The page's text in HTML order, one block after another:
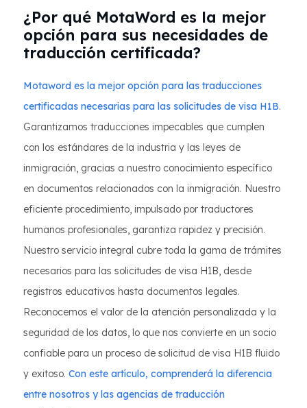
¿Por qué MotaWord es la mejor
opción para sus necesidades de
traducción certificada?
Motaword es la mejor opción para las traducciones
certificadas necesarias para las solicitudes de visa H1B.
Garantizamos traducciones impecables que cumplen
con los estándares de la industria y las leyes de
inmigración, gracias a nuestro conocimiento específico
en documentos relacionados con la inmigración. Nuestro
eficiente procedimiento, impulsado por traductores
humanos profesionales, garantiza rapidez y precisión.
Nuestro servicio integral cubre toda la gama de trámites
necesarios para las solicitudes de visa H1B, desde
registros educativos hasta documentos legales.
Reconocemos el valor de la atención personalizada y la
seguridad de los datos, lo que nos convierte en un socio
confiable para un proceso de solicitud de visa H1B fluido
y exitoso. Con este artículo, comprenderá la diferencia
entre nosotros y las agencias de traducción